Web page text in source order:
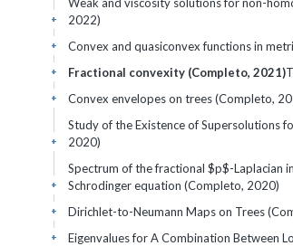
2022)
+
Convex and quasiconvex functions in
+
Fractional convexity (Completo, 2021)
+
Convex envelopes on trees (Completo,
+
Study of the Existence of Supersolutions
2020)
+
Spectrum of the fractional $p$-Laplacian
Schrodinger equation (Completo, 2020)
+
Dirichlet-to-Neumann Maps on Trees
+
Eigenvalues for A Combination Between
+